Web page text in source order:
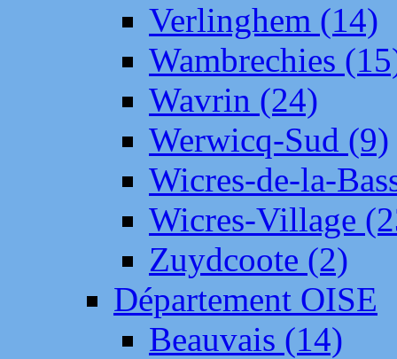
Verlinghem (14)
Wambrechies
Wavrin (24)
Werwicq-Sud (9)
Wicres-de-la-
Wicres-Village
Zuydcoote (2)
Département OISE
Beauvais (14)